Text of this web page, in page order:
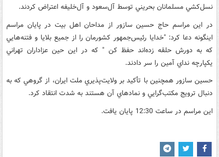
نسل‌کشي مسلمانان بحريني توسط آل‌سعود و آل‌خليفه اعتراض کردند.
در اين مراسم حاج حسين سازور از مداحان اهل بيت در پايان مراسم
اينگونه دعا کرد: "خدايا رئيس‌جمهور کشورمان را از جميع بلايا و فتنه‌هايي
که به دورش حلقه زده‌اند حفظ کن " که در اين حين عزاداران تهراني
يکپارچه نداي آمين را سر دادند.
حسين سازور همچنين با تأکيد بر ولايت‌پذيري ملت ايران، از گروهي که به
دنبال ترويج مکتب‌گرايي و نمادهاي آن هستند به شدت انتقاد کرد.
اين مراسم در ساعت 12:30 پايان يافت.